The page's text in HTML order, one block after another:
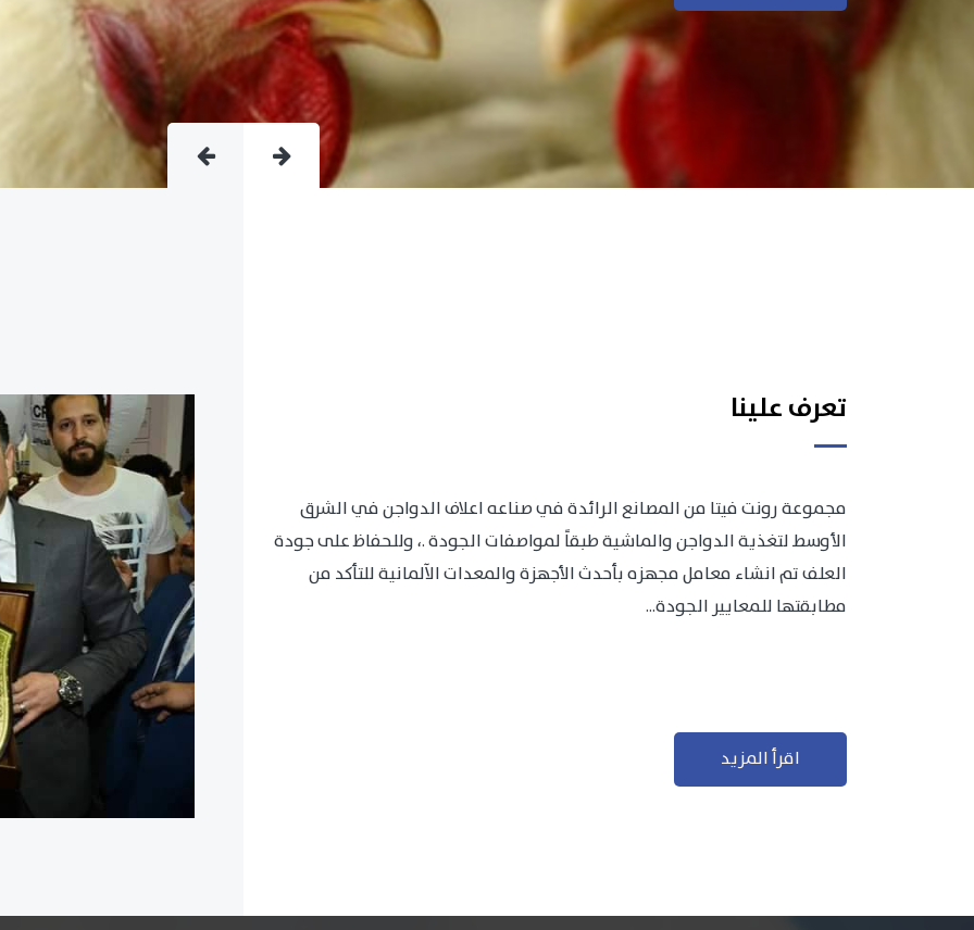
تعرف علينا
مجموعة رونت فيتا من المصانع الرائدة في صناعه اعلاف الدواجن في الشرق
الأوسط لتغذية الدواجن والماشية طبقاً لمواصفات الجودة .، وللحفاظ على جودة
العلف تم انشاء معامل مجهزه بأحدث الأجهزة والمعدات الآلمانية للتأكد من
مطابقتها للمعايير الجودة...
اقرأ المزيد